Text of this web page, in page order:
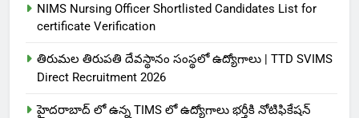
NIMS Nursing Officer Shortlisted Candidates List for
certificate Verification
తిరుమల తిరుపతి దేవస్థానం సంస్థలో ఉద్యోగాలు | TTD SVIMS
Direct Recruitment 2026
హైదరాబాద్ లో ఉన్న TIMS లో ఉద్యోగాలు భర్తీకి నోటిఫికేషన్